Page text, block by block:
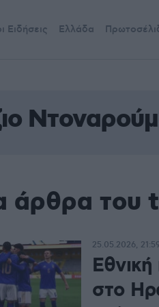
Ειδήσεις Ελλάδα
άρθρα του
στο
25.05.2026, 21:59